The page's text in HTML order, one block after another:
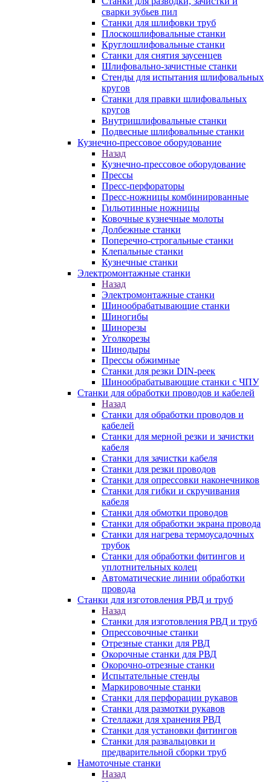
сварки зубьев пил
Станки для шлифовки труб
Плоскошлифовальные станки
Круглошлифовальные станки
Станки для снятия заусенцев
Шлифовально-зачистные станки
Стенды для испытания шлифовальных
кругов
Станки для правки шлифовальных
кругов
Внутришлифовальные станки
Подвесные шлифовальные станки
Кузнечно-прессовое оборудование
Назад
Кузнечно-прессовое оборудование
Прессы
Пресс-перфораторы
Пресс-ножницы комбинированные
Гильотинные ножницы
Ковочные кузнечные молоты
Долбежные станки
Поперечно-строгальные станки
Клепальные станки
Кузнечные станки
Электромонтажные станки
Назад
Электромонтажные станки
Шинообрабатывающие станки
Шиногибы
Шинорезы
Уголкорезы
Шинодыры
Прессы обжимные
Станки для резки DIN-реек
Шинообрабатывающие станки с ЧПУ
Станки для обработки проводов и кабелей
Назад
Станки для обработки проводов и
кабелей
Станки для мерной резки и зачистки
кабеля
Станки для зачистки кабеля
Станки для резки проводов
Станки для опрессовки наконечников
Станки для гибки и скручивания
кабеля
Станки для обмотки проводов
Станки для обработки экрана провода
Станки для нагрева термоусадочных
трубок
Станки для обработки фитингов и
уплотнительных колец
Автоматические линии обработки
провода
Станки для изготовления РВД и труб
Назад
Станки для изготовления РВД и труб
Опрессовочные станки
Отрезные станки для РВД
Окорочные станки для РВД
Окорочно-отрезные станки
Испытательные стенды
Маркировочные станки
Станки для перфорации рукавов
Станки для размотки рукавов
Стеллажи для хранения РВД
Станки для установки фитингов
Станки для развальцовки и
предварительной сборки труб
Намоточные станки
Назад